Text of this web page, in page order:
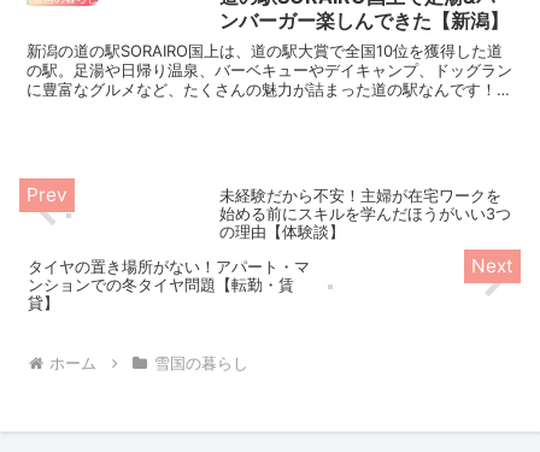
ンバーガー楽しんできた【新潟】
新潟の道の駅SORAIRO国上は、道の駅大賞で全国10位を獲得した道
の駅。足湯や日帰り温泉、バーベキューやデイキャンプ、ドッグラン
に豊富なグルメなど、たくさんの魅力が詰まった道の駅なんです！足
未経験だから不安！主婦が在宅ワークを
始める前にスキルを学んだほうがいい3つ
の理由【体験談】
タイヤの置き場所がない！アパート・マ
ンションでの冬タイヤ問題【転勤・賃
貸】
ホーム 雪国の暮らし